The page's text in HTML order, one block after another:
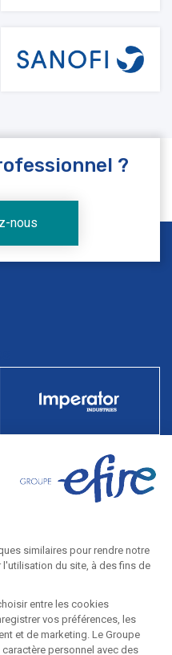
?
nous